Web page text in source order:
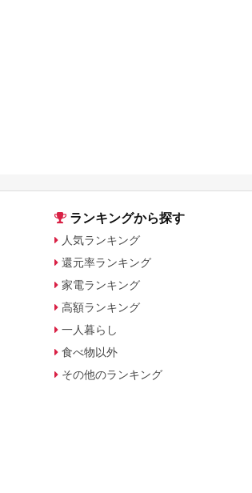
ランキングから探す
人気ランキング
還元率ランキング
家電ランキング
高額ランキング
一人暮らし
食べ物以外
その他のランキング